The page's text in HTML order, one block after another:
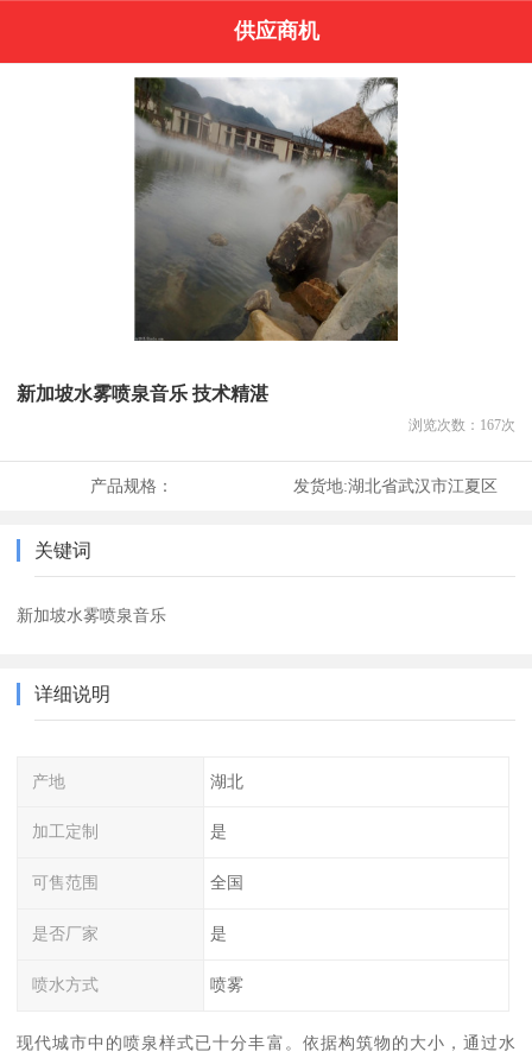
供应商机
新加坡水雾喷泉音乐 技术精湛
浏览次数： 167次
产品规格： 发货地:湖北省武汉市江夏区
关键词
新加坡水雾喷泉音乐
详细说明
产地 湖北
加工定制 是
可售范围 全国
是否厂家 是
喷水方式 喷雾
现代城市中的喷泉样式已十分丰富。依据构筑物的大小，通过水